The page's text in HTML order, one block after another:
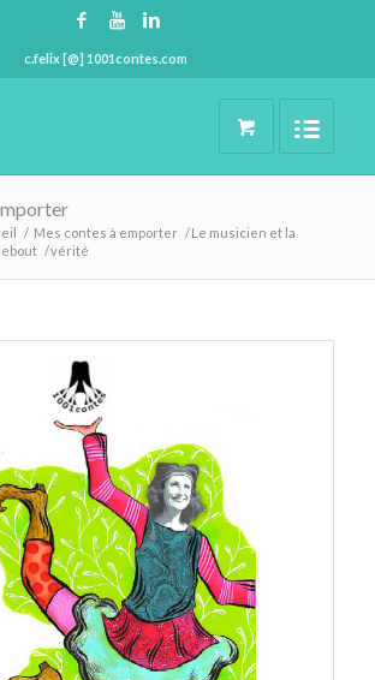
c.felix [@] 1001contes.com
/ Mes contes à emporter /
/
Le musicien et la
vérité